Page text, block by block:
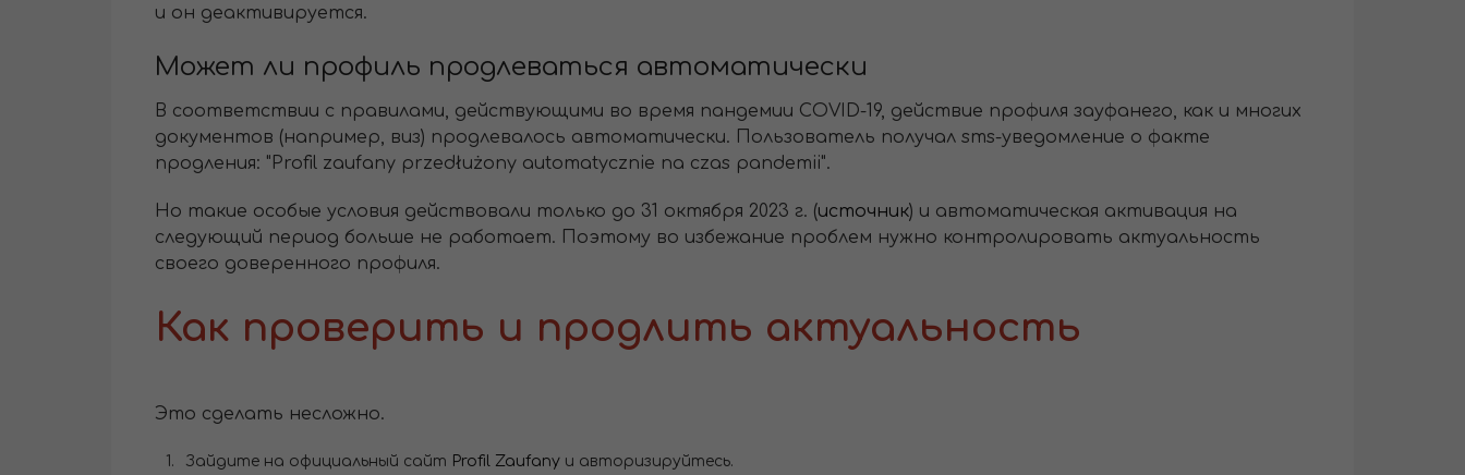
и он деактивируется.
Может ли профиль продлеваться автоматически
В соответствии с правилами, действующими во время пандемии COVID-19, действие профиля зауфанего, как и многих
документов (например, виз) продлевалось автоматически. Пользователь получал sms-уведомление о факте
продления: "Profil zaufany przedłużony automatycznie na czas pandemii".
Но такие особые условия действовали только до 31 октября 2023 г. (источник) и автоматическая активация на
следующий период больше не работает. Поэтому во избежание проблем нужно контролировать актуальность
своего доверенного профиля.
Как проверить и продлить актуальность
Это сделать несложно.
Зайдите на официальный сайт Profil Zaufany и авторизируйтесь.